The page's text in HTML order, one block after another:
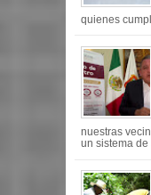
quienes
nuestras
un sistema de